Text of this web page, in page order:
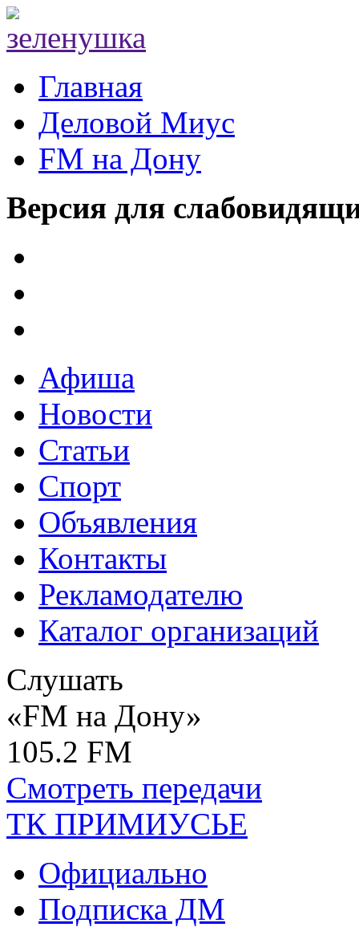
Главная
Деловой Миус
FM на Дону
Версия для
Афиша
Новости
Статьи
Спорт
Объявления
Контакты
Рекламодателю
Каталог организаций
Слушать
«FM на Дону»
105.2 FM
Смотреть передачи
ТК ПРИМИУСЬЕ
Официально
Подписка ДМ